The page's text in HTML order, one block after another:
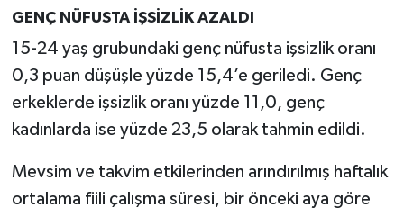
GENÇ NÜFUSTA İŞSİZLİK AZALDI
15-24 yaş grubundaki genç nüfusta işsizlik oranı
0,3 puan düşüşle yüzde 15,4’e geriledi. Genç
erkeklerde işsizlik oranı yüzde 11,0, genç
kadınlarda ise yüzde 23,5 olarak tahmin edildi.
Mevsim ve takvim etkilerinden arındırılmış haftalık
ortalama fiili çalışma süresi, bir önceki aya göre